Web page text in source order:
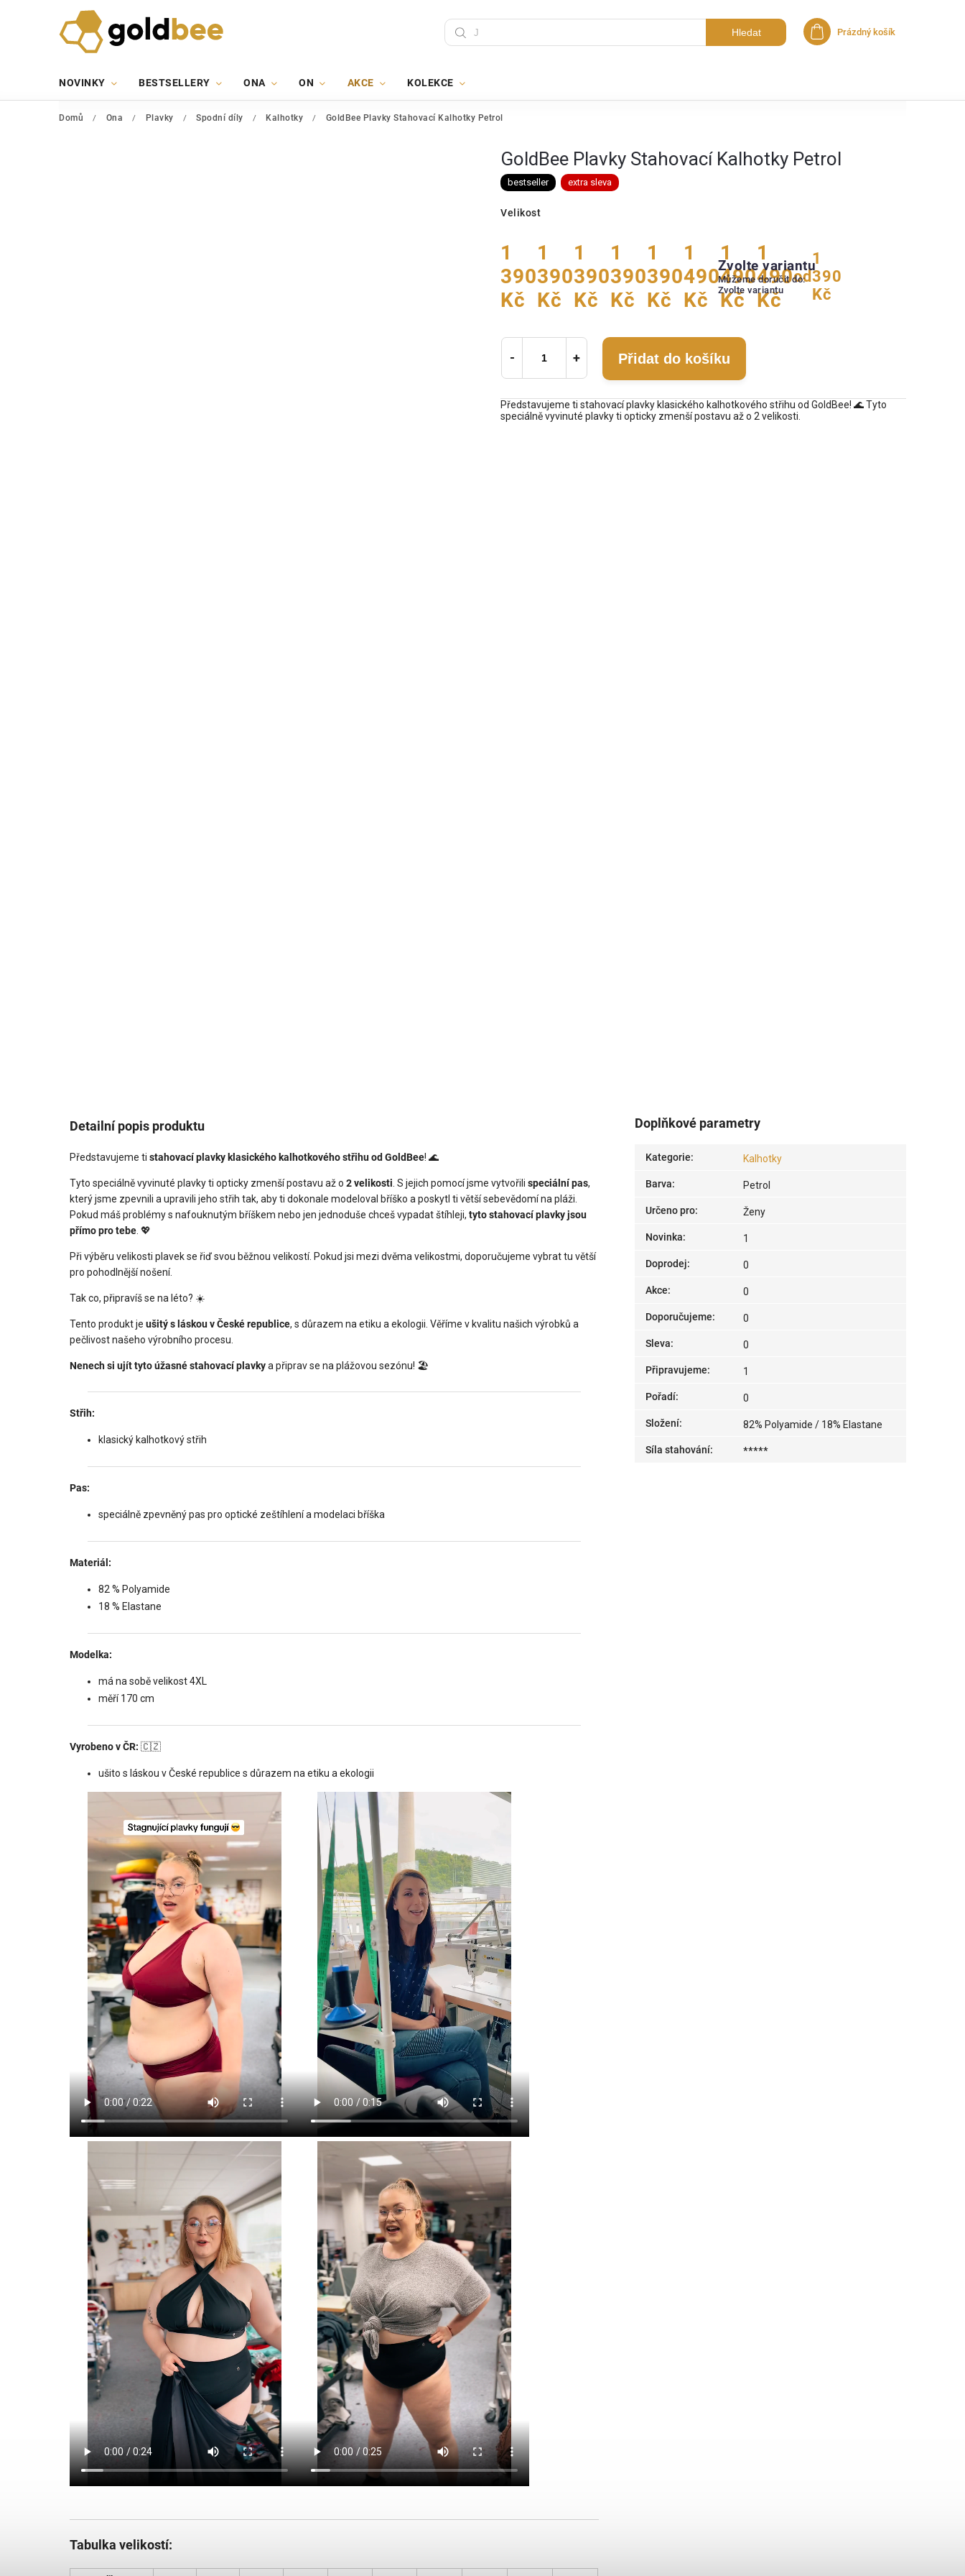
Hledat Nákupní košík
Prázdný košík
NOVINKY BESTSELLERY ONA ON AKCE KOLEKCE
Domů / Ona / Plavky / Spodní díly / Kalhotky / GoldBee Plavky Stahovací Kalhotky Petrol
GoldBee Plavky Stahovací Kalhotky Petrol
bestseller extra sleva
Velikost
1
390
Kč
1
390
Kč
1
390
Kč
1
390
Kč
1
390
Kč
1
490
Kč
1
490
Kč
1
490
Kč
od
1
390
Kč
Zvolte variantu
Můžeme doručit do:
Zvolte variantu
Přidat do košíku
Představujeme ti stahovací plavky klasického kalhotkového střihu od GoldBee! 🌊 Tyto
speciálně vyvinuté plavky ti opticky zmenší postavu až o 2 velikosti.
Detailní popis produktu
Představujeme ti stahovací plavky klasického kalhotkového střihu od GoldBee! 🌊
Tyto speciálně vyvinuté plavky ti opticky zmenší postavu až o 2 velikosti . S jejich pomocí jsme vytvořili speciální pas,
který jsme zpevnili a upravili jeho střih tak, aby ti dokonale modeloval bříško a poskytl ti větší sebevědomí na pláži.
Pokud máš problémy s nafouknutým bříškem nebo jen jednoduše chceš vypadat štíhleji, tyto stahovací plavky jsou
přímo pro tebe . 💖
Při výběru velikosti plavek se řiď svou běžnou velikostí. Pokud jsi mezi dvěma velikostmi, doporučujeme vybrat tu větší
pro pohodlnější nošení.
Tak co, připravíš se na léto? ☀️
Tento produkt je ušitý s láskou v České republice, s důrazem na etiku a ekologii. Věříme v kvalitu našich výrobků a
pečlivost našeho výrobního procesu.
Nenech si ujít tyto úžasné stahovací plavkya připrav se na plážovou sezónu! 🏖️
Střih:
klasický kalhotkový střih
Pas:
speciálně zpevněný pas pro optické zeštíhlení a modelaci bříška
Materiál:
82 % Polyamide
18 % Elastane
Modelka:
má na sobě velikost 4XL
měří 170 cm
Vyrobeno v ČR: 🇨🇿
ušito s láskou v České republice s důrazem na etiku a ekologii
Tabulka velikostí:
Doplňkové parametry
Kategorie: Kalhotky
Barva: Petrol
Určeno pro: Ženy
Novinka: 1
Doprodej: 0
Akce: 0
Doporučujeme: 0
Sleva: 0
Připravujeme: 1
Pořadí: 0
Složení: 82% Polyamide / 18% Elastane
Síla stahování: *****